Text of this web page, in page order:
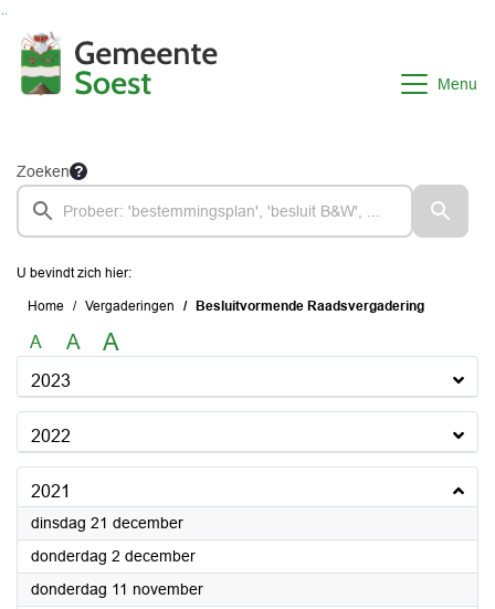
Menu
Zoeken
U bevindt zich hier:
Home Vergaderingen Besluitvormende Raadsvergadering
A A A
2023
2022
2021
dinsdag 21 december2021
donderdag 2 december2021
donderdag 11 november2021